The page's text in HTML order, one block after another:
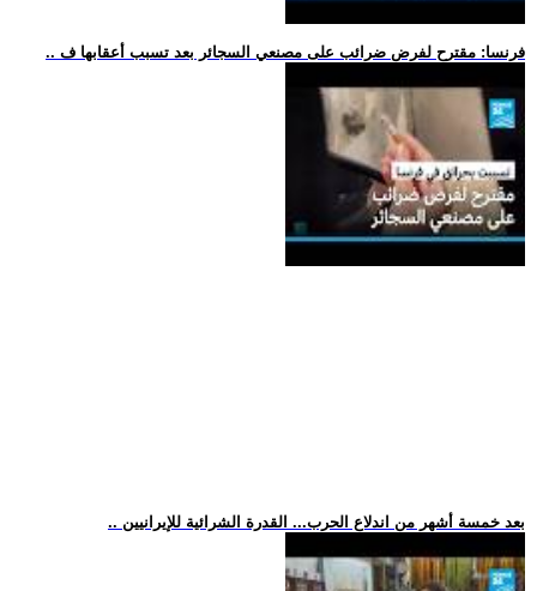
.. فرنسا: مقترح لفرض ضرائب على مصنعي السجائر بعد تسبب أعقابها ف
.. بعد خمسة أشهر من اندلاع الحرب... القدرة الشرائية للإيرانيين